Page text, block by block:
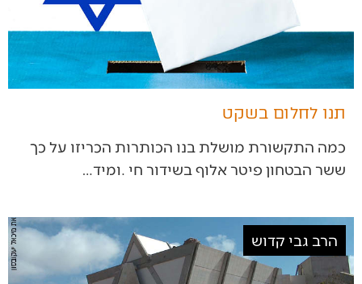
תנו לחלום בשקט
‬ששר‭ ‬הבטחון‭ ‬פיטר‭ ‬אלוף‭ ‬בשידור‭ ‬חי‭. ‬ומיד‭…
הרב גבי קדוש